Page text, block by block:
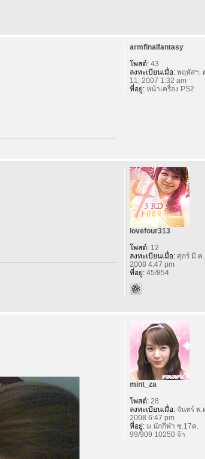
armfinalfantasy
โพสต์:43
ลงทะเบียนเมื่อ:พฤหัสฯ.
11, 2007 1:32 am
ที่อยู่:หน้าเครื่อง PS2
lovefour313
โพสต์:12
ลงทะเบียนเมื่อ:ศุกร์ มี.ค.
2008 4:47 pm
ที่อยู่:45/854
mint_za
โพสต์:28
ลงทะเบียนเมื่อ:จันทร์ พ.
2008 6:47 pm
ที่อยู่:ม.นักกีฬา ซ.17ค.
99/909 10250 จ้า